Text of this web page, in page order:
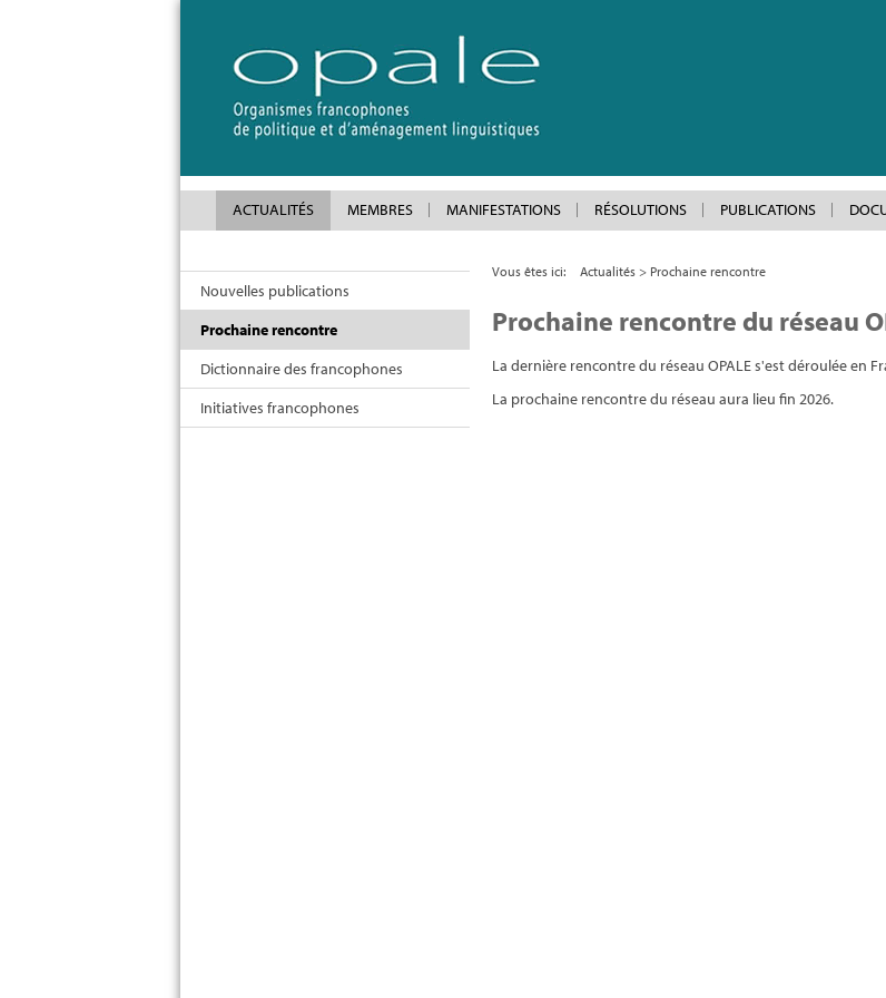
ACTUALITÉS MEMBRES MANIFESTATIONS RÉSOLUTIONS PUBLICATIONS
Nouvelles publications
Prochaine rencontre
Dictionnaire des francophones
Initiatives francophones
Vous êtes ici Actualités Prochaine rencontre
Prochaine rencontre du réseau
La dernière rencontre du réseau OPALE s'est déroulée en
La prochaine rencontre du réseau aura lieu fin 2026.